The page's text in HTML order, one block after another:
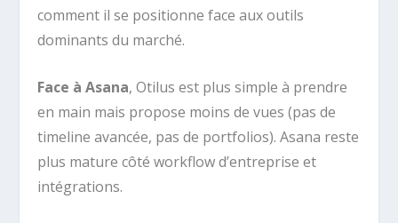
comment il se positionne face aux outils
dominants du marché.
Face à Asana, Otilus est plus simple à prendre
en main mais propose moins de vues (pas de
timeline avancée, pas de portfolios). Asana reste
plus mature côté workflow d’entreprise et
intégrations.